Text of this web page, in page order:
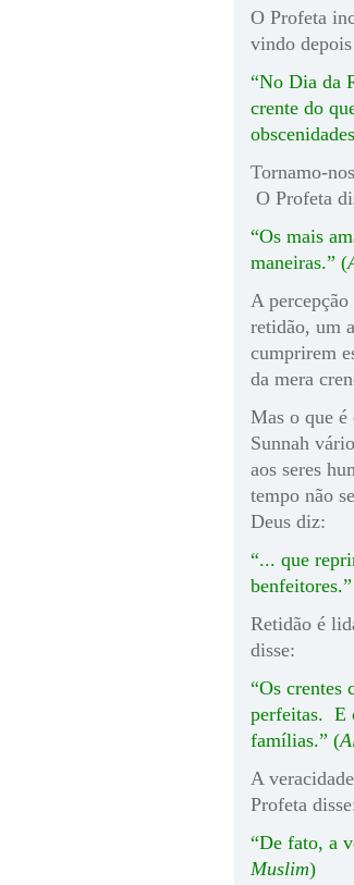
O Profeta
vindo
“No Dia da
crente do
Tornamo-
O Profeta
“Os mais
maneiras.” (
A
retidão, um
cumprirem
da mera
Mas o que
Sunnah
aos seres
tempo não
Deus diz:
“... que
Retidão é
disse:
“Os crentes
perfeitas. E
famílias.” (
A
Profeta
“De fato, a
Muslim)